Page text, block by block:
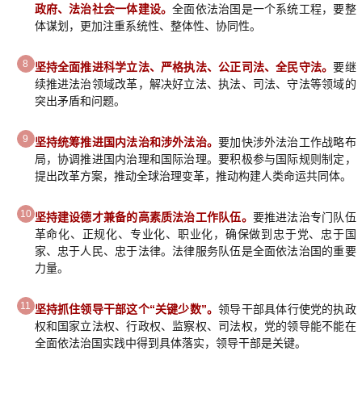
政府、法治社会一体建设。全面依法治国是一个系统工程，要整
体谋划，更加注重系统性、整体性、协同性。
8 坚持全面推进科学立法、严格执法、公正司法、全民守法。要继
续推进法治领域改革，解决好立法、执法、司法、守法等领域的
突出矛盾和问题。
9 坚持统筹推进国内法治和涉外法治。要加快涉外法治工作战略布
局，协调推进国内治理和国际治理。要积极参与国际规则制定，
提出改革方案，推动全球治理变革，推动构建人类命运共同体。
10 坚持建设德才兼备的高素质法治工作队伍。 要推进法治专门队伍
革命化、正规化、专业化、职业化，确保做到忠于党、忠于国
家、忠于人民、忠于法律。法律服务队伍是全面依法治国的重要
力量。
11 坚持抓住领导干部这个“关键少数”。领导干部具体行使党的执政
权和国家立法权、行政权、监察权、司法权，党的领导能不能在
全面依法治国实践中得到具体落实，领导干部是关键。